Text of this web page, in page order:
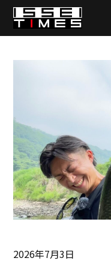
Skip
content
2026年7月3日